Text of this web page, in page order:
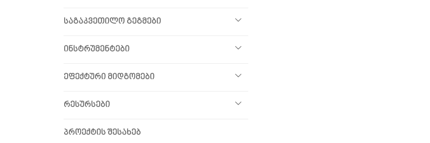
საგაკვეთილო გეგმები
ინსტრუმენტები
ეფექტური მიდგომები
რესურსები
პროექტის შესახებ